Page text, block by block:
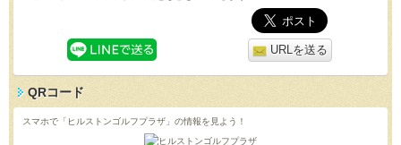
URLを送る
QRコード
スマホで「ヒルストンゴルフプラザ」の情報を見よう！